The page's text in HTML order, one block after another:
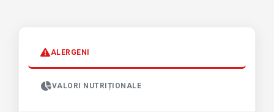
ALERGENI
VALORI NUTRIȚIONALE